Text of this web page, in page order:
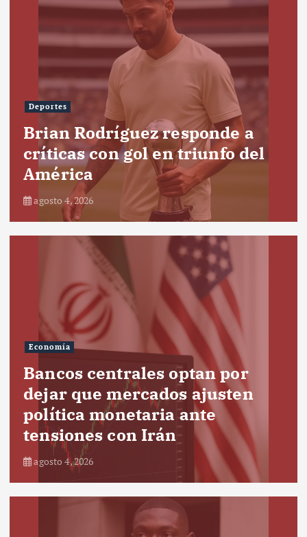
Deportes
Brian Rodríguez responde a
críticas con gol en triunfo del
América
agosto 4, 2026
Economía
Bancos centrales optan por
dejar que mercados ajusten
política monetaria ante
tensiones con Irán
agosto 4, 2026